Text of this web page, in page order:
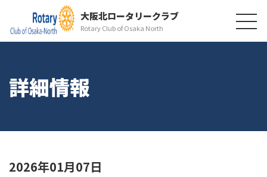
大阪北ロータリークラブ
Rotary Club of Osaka North
詳細情報
2026年01月07日